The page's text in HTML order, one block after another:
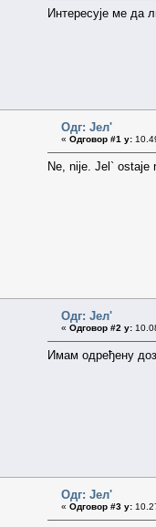
Интересује ме да
Одг: Јел'
« Одговор #1 у:
Ne, nije. Jel` ostaje
Одг: Јел'
« Одговор #2 у:
Имам одређену
Одг: Јел'
« Одговор #3 у: